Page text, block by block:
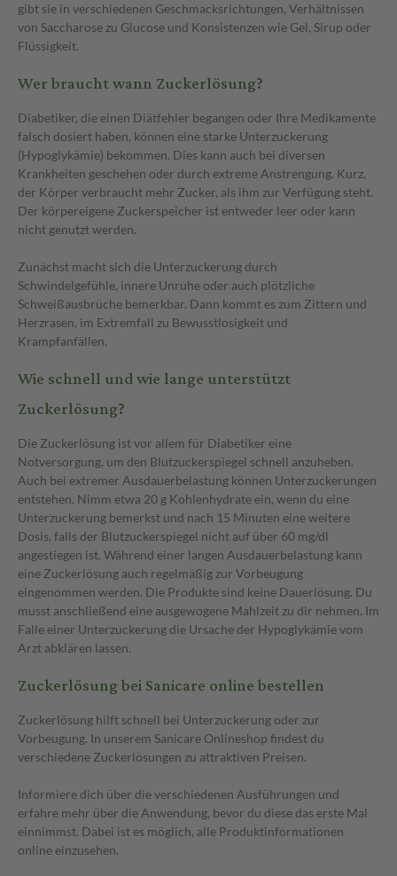
gibt sie in verschiedenen Geschmacksrichtungen, Verhältnissen
von Saccharose zu Glucose und Konsistenzen wie Gel, Sirup oder
Flüssigkeit.
Wer braucht wann Zuckerlösung?
Diabetiker, die einen Diätfehler begangen oder Ihre Medikamente
falsch dosiert haben, können eine starke Unterzuckerung
(Hypoglykämie) bekommen. Dies kann auch bei diversen
Krankheiten geschehen oder durch extreme Anstrengung. Kurz,
der Körper verbraucht mehr Zucker, als ihm zur Verfügung steht.
Der körpereigene Zuckerspeicher ist entweder leer oder kann
nicht genutzt werden.
Zunächst macht sich die Unterzuckerung durch
Schwindelgefühle, innere Unruhe oder auch plötzliche
Schweißausbrüche bemerkbar. Dann kommt es zum Zittern und
Herzrasen, im Extremfall zu Bewusstlosigkeit und
Krampfanfällen.
Wie schnell und wie lange unterstützt
Zuckerlösung?
Die Zuckerlösung ist vor allem für Diabetiker eine
Notversorgung, um den Blutzuckerspiegel schnell anzuheben.
Auch bei extremer Ausdauerbelastung können Unterzuckerungen
entstehen. Nimm etwa 20 g Kohlenhydrate ein, wenn du eine
Unterzuckerung bemerkst und nach 15 Minuten eine weitere
Dosis, falls der Blutzuckerspiegel nicht auf über 60 mg/dl
angestiegen ist. Während einer langen Ausdauerbelastung kann
eine Zuckerlösung auch regelmäßig zur Vorbeugung
eingenommen werden. Die Produkte sind keine Dauerlösung. Du
musst anschließend eine ausgewogene Mahlzeit zu dir nehmen. Im
Falle einer Unterzuckerung die Ursache der Hypoglykämie vom
Arzt abklären lassen.
Zuckerlösung bei Sanicare online bestellen
Zuckerlösung hilft schnell bei Unterzuckerung oder zur
Vorbeugung. In unserem Sanicare Onlineshop findest du
verschiedene Zuckerlösungen zu attraktiven Preisen.
Informiere dich über die verschiedenen Ausführungen und
erfahre mehr über die Anwendung, bevor du diese das erste Mal
einnimmst. Dabei ist es möglich, alle Produktinformationen
online einzusehen.